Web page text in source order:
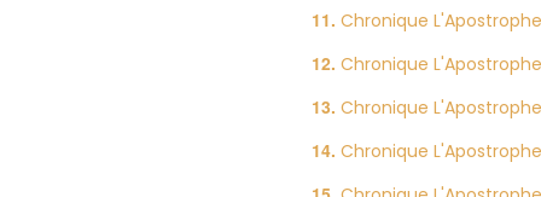
Chronique
Chronique
Chronique
Chronique